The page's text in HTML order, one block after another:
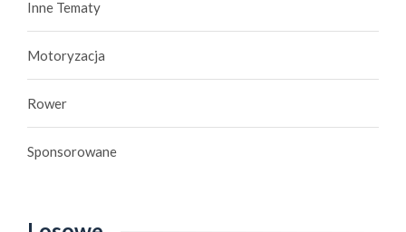
Inne Tematy
Motoryzacja
Rower
Sponsorowane